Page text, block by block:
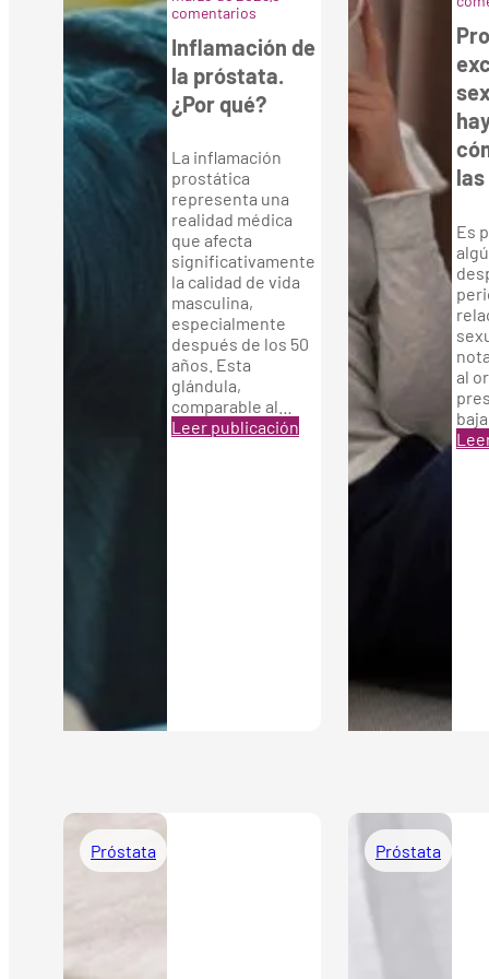
comentarios
Inflamación de
la próstata.
¿Por qué?
La inflamación
prostática
representa una
realidad médica
que afecta
significativamente
la calidad de vida
masculina,
especialmente
después de los 50
años. Esta
glándula,
comparable al…
Leer publicación
Es
al
Próstata Próstata